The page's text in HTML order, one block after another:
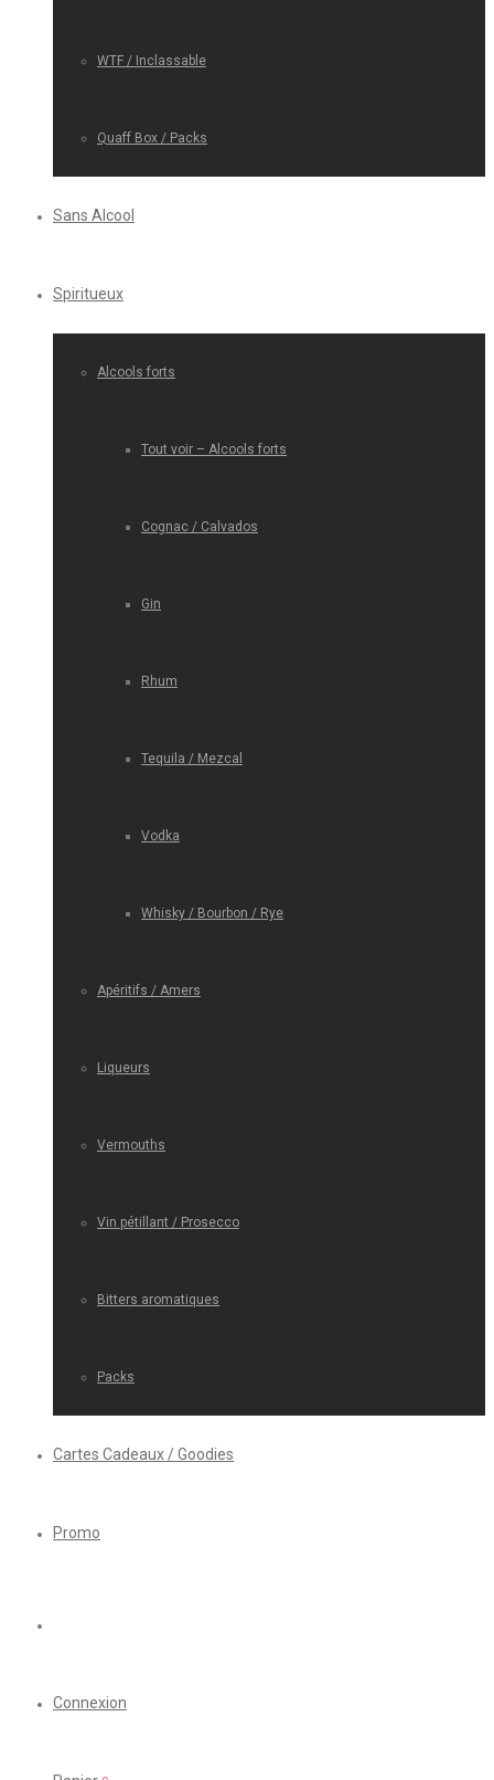
WTF / Inclassable
Quaff Box / Packs
Sans Alcool
Spiritueux
Alcools forts
Tout voir – Alcools forts
Cognac / Calvados
Gin
Rhum
Tequila / Mezcal
Vodka
Whisky / Bourbon / Rye
Apéritifs / Amers
Liqueurs
Vermouths
Vin pétillant / Prosecco
Bitters aromatiques
Packs
Cartes Cadeaux / Goodies
Promo
Connexion